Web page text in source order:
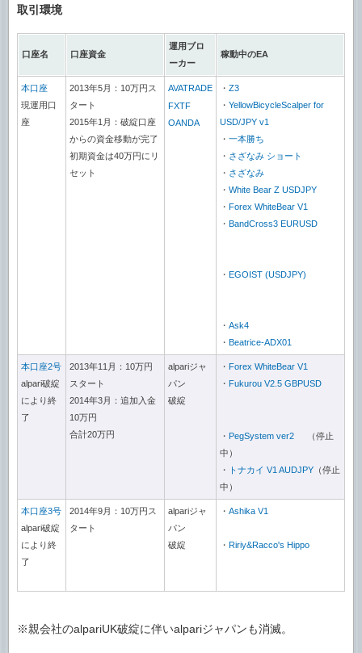
取引環境
口座名 口座資金
運用ブロ
ーカー
稼動中のEA
本口座
現運用口
座
2013年5月：10万円ス
タート
2015年1月：破綻口座
からの資金移動が完了
初期資金は40万円にリ
セット
AVATRADE
FXTF
OANDA
・ Z3
・ YellowBicycleScalper for
USD/JPY v1
・ 一本勝ち
・ さざなみ ショート
・ さざなみ
・ White Bear Z USDJPY
・ Forex WhiteBear V1
・ BandCross3 EURUSD
・ EGOIST (USDJPY)
・ Ask4
・ Beatrice-ADX01
本口座2号
alpari破綻
により終
了
2013年11月：10万円
スタート
2014年3月：追加入金
10万円
合計20万円
alpariジャ
パン
破綻
・ Forex WhiteBear V1
・ Fukurou V2.5 GBPUSD
・ PegSystem ver2
（停止
中）
・
トナカイ V1 AUDJPY （停止
中）
本口座3号
alpari破綻
により終
了
2014年9月：10万円ス
タート
alpariジャ
パン
破綻
・ Ashika V1
・ Ririy&Racco's Hippo
※親会社のalpariUK破綻に伴いalpariジャパンも消滅。